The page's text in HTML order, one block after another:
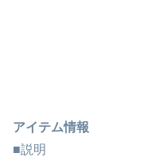
アイテム情報
■説明